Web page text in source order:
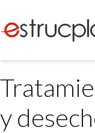
SERVICIOS
Medio Ambiente
INGRESAR
y